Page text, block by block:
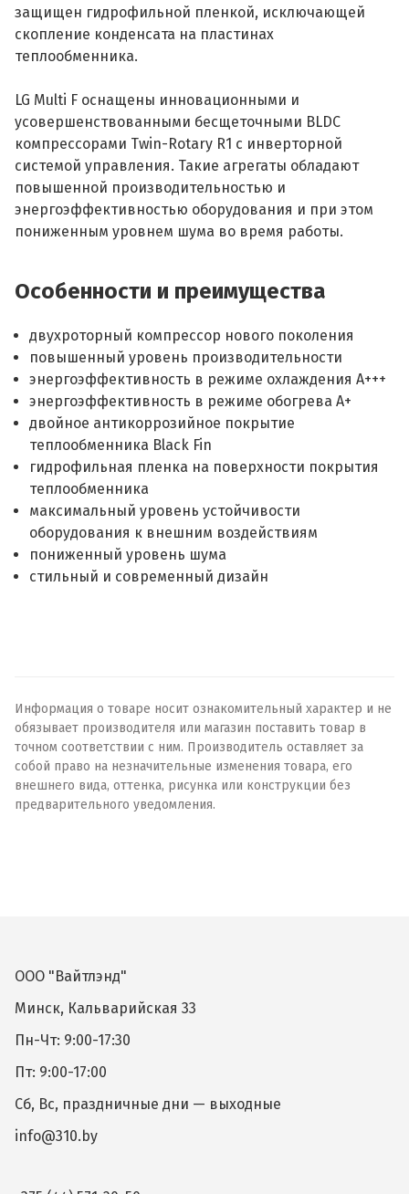
защищен гидрофильной пленкой, исключающей
скопление конденсата на пластинах
теплообменника.
LG Multi F оснащены инновационными и
усовершенствованными бесщеточными BLDC
компрессорами Twin-Rotary R1 с инверторной
системой управления. Такие агрегаты обладают
повышенной производительностью и
энергоэффективностью оборудования и при этом
пониженным уровнем шума во время работы.
Особенности и преимущества
двухроторный компрессор нового поколения
повышенный уровень производительности
энергоэффективность в режиме охлаждения А+++
энергоэффективность в режиме обогрева А+
двойное антикоррозийное покрытие
теплообменника Black Fin
гидрофильная пленка на поверхности покрытия
теплообменника
максимальный уровень устойчивости
оборудования к внешним воздействиям
пониженный уровень шума
стильный и современный дизайн
Информация о товаре носит ознакомительный характер и не
обязывает производителя или магазин поставить товар в
точном соответствии с ним. Производитель оставляет за
собой право на незначительные изменения товара, его
внешнего вида, оттенка, рисунка или конструкции без
предварительного уведомления.
ООО "Вайтлэнд"
Минск, Кальварийская 33
Пн-Чт: 9:00-17:30
Пт: 9:00-17:00
Сб, Вс, праздничные дни — выходные
info@310.by